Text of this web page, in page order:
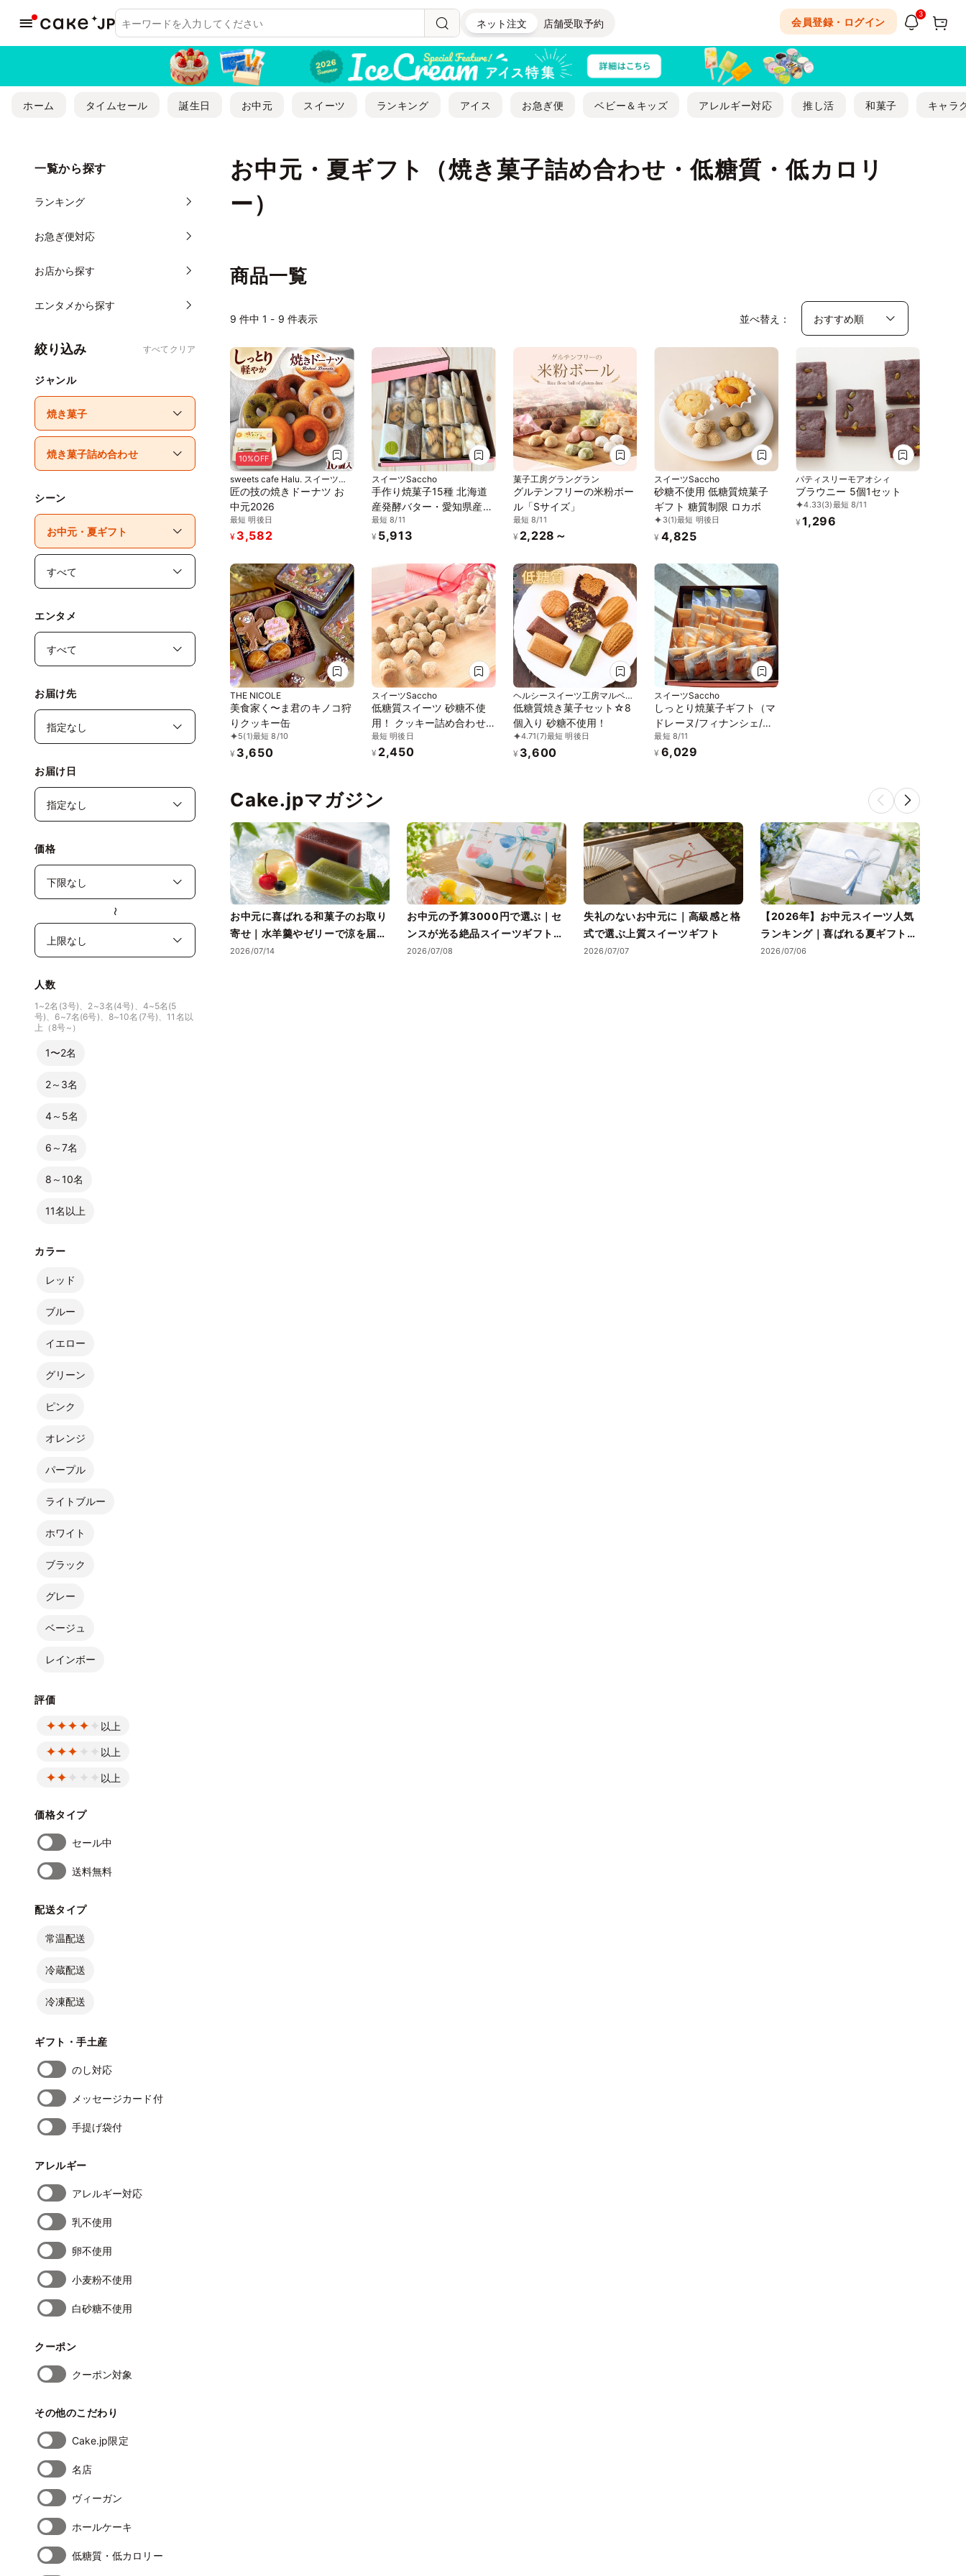
ネット注文 店舗受取予約 会員登録・ログイン
3
ホーム タイムセール 誕生日 お中元 スイーツ ランキング アイス お急ぎ便 ベビー＆キッズ アレルギー対応 推し活 和菓子 キャラ
お中元・夏ギフト（焼き菓子詰め合わせ・低糖質・低カロリ
ー）
一覧から探す
ランキング
お急ぎ便対応
お店から探す
エンタメから探す
絞り込み すべてクリア
ジャンル
シーン
エンタメ
お届け先
お届け日
価格
〜
人数
1~2名(3号)、2~3名(4号)、4~5名(5
号)、6~7名(6号)、8~10名(7号)、11名以
上（8号~）
1〜2名
2～3名
4～5名
6～7名
8～10名
11名以上
カラー
レッド
ブルー
イエロー
グリーン
ピンク
オレンジ
パープル
ライトブルー
ホワイト
ブラック
グレー
ベージュ
レインボー
評価
以上
以上
以上
価格タイプ
セール中
送料無料
配送タイプ
常温配送
冷蔵配送
冷凍配送
ギフト・手土産
のし対応
メッセージカード付
手提げ袋付
アレルギー
アレルギー対応
乳不使用
卵不使用
小麦粉不使用
白砂糖不使用
クーポン
クーポン対象
その他のこだわり
Cake.jp限定
名店
ヴィーガン
ホールケーキ
低糖質・低カロリー
商品一覧
9 件中 1 - 9 件表示 並べ替え：
10%OFF
sweets cafe Halu. スイーツカ
フェハル
匠の技の焼きドーナツ お
中元2026
最短 明後日
¥ 3,582
スイーツSaccho
手作り焼菓子15種 北海道
産発酵バター・愛知県産小
麦使用 こだわりクッキー
ギフト
最短 8/11
¥ 5,913
菓子工房グラングラン
グルテンフリーの米粉ボー
ル「Sサイズ」
最短 8/11
¥ 2,228～
スイーツSaccho
砂糖不使用 低糖質焼菓子
ギフト 糖質制限 ロカボ
3(1)最短 明後日
¥ 4,825
パティスリーモアオシィ
ブラウニー 5個1セット
4.33(3)最短 8/11
¥ 1,296
THE NICOLE
美食家く〜ま君のキノコ狩
りクッキー缶
5(1)最短 8/10
¥ 3,650
スイーツSaccho
低糖質スイーツ 砂糖不使
用！ クッキー詰め合わせ
焼菓子ギフト 糖質制限 ロ
カボ
最短 明後日
¥ 2,450
ヘルシースイーツ工房マルベリ
ー
低糖質焼き菓子セット☆8
個入り 砂糖不使用！
4.71(7)最短 明後日
¥ 3,600
スイーツSaccho
しっとり焼菓子ギフト（マ
ドレーヌ/フィナンシェ/抹
茶フィナンシェ/フルーツ
パウンド・各5）
最短 8/11
¥ 6,029
Cake.jpマガジン
お中元に喜ばれる和菓子のお取り
寄せ｜水羊羹やゼリーで涼を届け
る夏ギフト
2026/07/14
お中元の予算3000円で選ぶ｜セ
ンスが光る絶品スイーツギフトと
失敗しない選び方
2026/07/08
失礼のないお中元に｜高級感と格
式で選ぶ上質スイーツギフト
2026/07/07
【2026年】お中元スイーツ人気
ランキング｜喜ばれる夏ギフトの
選び方も紹介
2026/07/06